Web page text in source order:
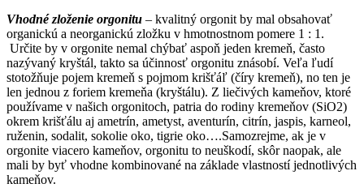
Vhodné zloženie orgonitu – kvalitný orgonit by mal obsahovať
organickú a neorganickú zložku v hmotnostnom pomere 1 : 1.
Určite by v orgonite nemal chýbať aspoň jeden kremeň, často
nazývaný kryštál, takto sa účinnosť orgonitu znásobí. Veľa ľudí
stotožňuje pojem kremeň s pojmom krišťáľ (číry kremeň), no ten je
len jednou z foriem kremeňa (kryštálu). Z liečivých kameňov, ktoré
používame v našich orgonitoch, patria do rodiny kremeňov (SiO2)
okrem krišťálu aj ametrín, ametyst, aventurín, citrín, jaspis, karneol,
ruženin, sodalit, sokolie oko, tigrie oko….Samozrejme, ak je v
orgonite viacero kameňov, orgonitu to neuškodí, skôr naopak, ale
mali by byť vhodne kombinované na základe vlastností jednotlivých
kameňov.